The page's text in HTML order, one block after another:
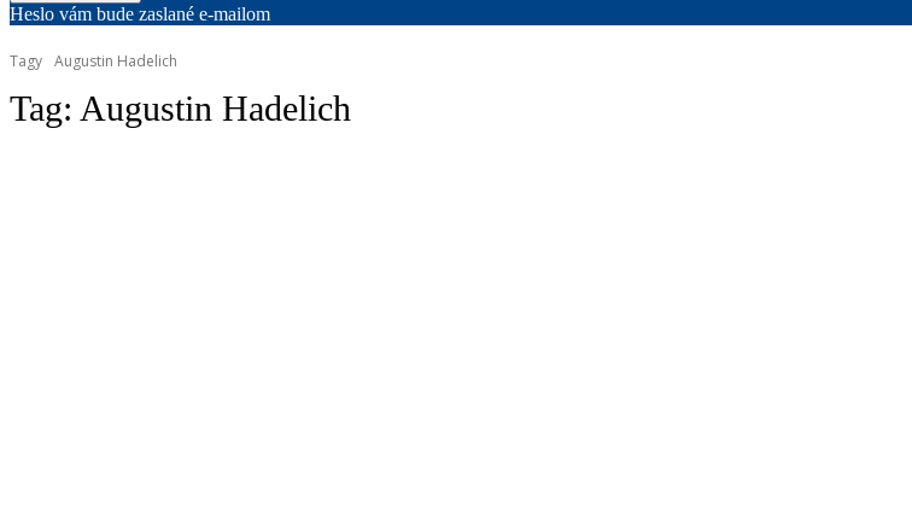
Heslo vám bude zaslané e-mailom
Tagy Augustin Hadelich
Tag: Augustin Hadelich